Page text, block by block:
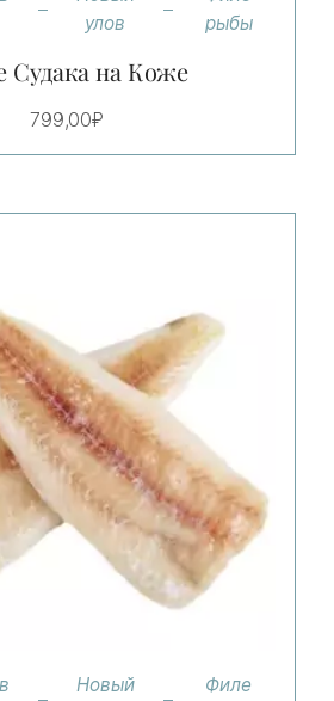
улов
рыбы
Судака на Коже
799,00₽
Новый
Филе